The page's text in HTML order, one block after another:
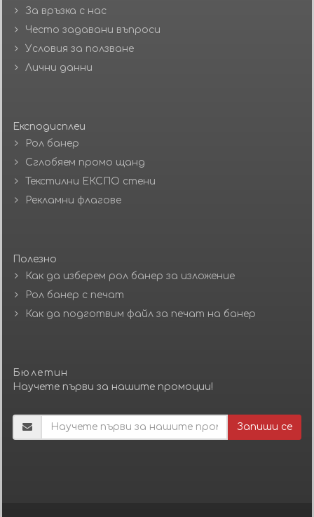
За връзка с нас
Често задавани въпроси
Условия за ползване
Лични данни
Експодисплеи
Рол банер
Сглобяем промо щанд
Текстилни ЕКСПО стени
Рекламни флагове
Полезно
Как да изберем рол банер за изложение
Рол банер с печат
Как да подготвим файл за печат на банер
Бюлетин
Научете първи за нашите промоции!
Запиши се